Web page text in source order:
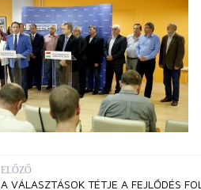
ELŐZŐ
A VÁLASZTÁSOK TÉTJE A FEJLŐDÉS